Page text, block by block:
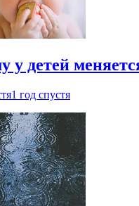
у детей
1 год спустя